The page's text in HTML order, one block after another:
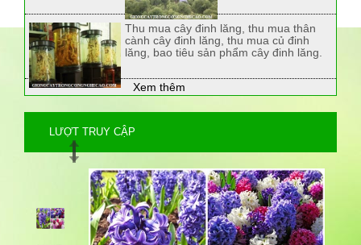
Thu mua cây đinh lăng, thu mua thân
cành cây đinh lăng, thu mua củ đinh
lăng, bao tiêu sản phẩm cây đinh lăng.
Xem thêm
LƯỢT TRUY CẬP